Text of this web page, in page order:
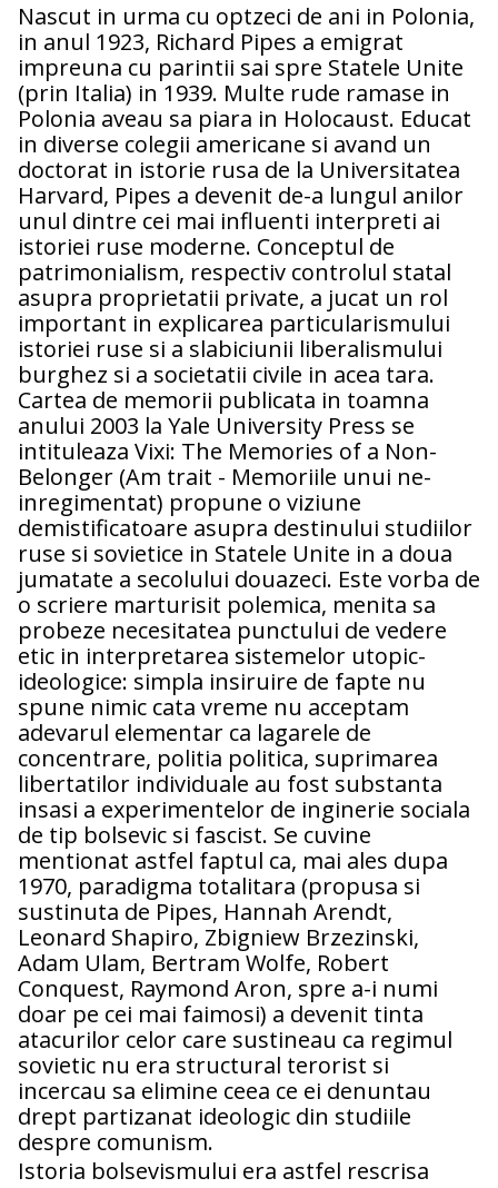
Nascut in urma cu optzeci de ani in Polonia,
in anul 1923, Richard Pipes a emigrat
impreuna cu parintii sai spre Statele Unite
(prin Italia) in 1939. Multe rude ramase in
Polonia aveau sa piara in Holocaust. Educat
in diverse colegii americane si avand un
doctorat in istorie rusa de la Universitatea
Harvard, Pipes a devenit de-a lungul anilor
unul dintre cei mai influenti interpreti ai
istoriei ruse moderne. Conceptul de
patrimonialism, respectiv controlul statal
asupra proprietatii private, a jucat un rol
important in explicarea particularismului
istoriei ruse si a slabiciunii liberalismului
burghez si a societatii civile in acea tara.
Cartea de memorii publicata in toamna
anului 2003 la Yale University Press se
intituleaza Vixi: The Memories of a Non-
Belonger (Am trait - Memoriile unui ne-
inregimentat) propune o viziune
demistificatoare asupra destinului studiilor
ruse si sovietice in Statele Unite in a doua
jumatate a secolului douazeci. Este vorba de
o scriere marturisit polemica, menita sa
probeze necesitatea punctului de vedere
etic in interpretarea sistemelor utopic-
ideologice: simpla insiruire de fapte nu
spune nimic cata vreme nu acceptam
adevarul elementar ca lagarele de
concentrare, politia politica, suprimarea
libertatilor individuale au fost substanta
insasi a experimentelor de inginerie sociala
de tip bolsevic si fascist. Se cuvine
mentionat astfel faptul ca, mai ales dupa
1970, paradigma totalitara (propusa si
sustinuta de Pipes, Hannah Arendt,
Leonard Shapiro, Zbigniew Brzezinski,
Adam Ulam, Bertram Wolfe, Robert
Conquest, Raymond Aron, spre a-i numi
doar pe cei mai faimosi) a devenit tinta
atacurilor celor care sustineau ca regimul
sovietic nu era structural terorist si
incercau sa elimine ceea ce ei denuntau
drept partizanat ideologic din studiile
despre comunism.
Istoria bolsevismului era astfel rescrisa